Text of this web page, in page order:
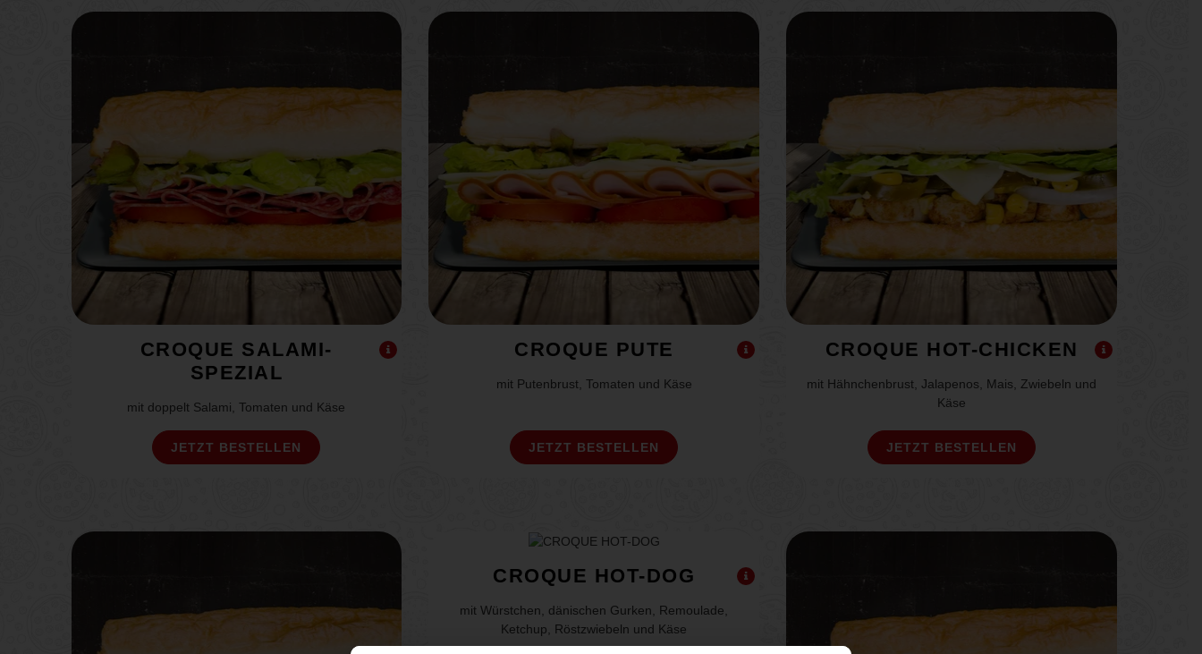
CROQUE SALAMI-
SPEZIAL
mit doppelt Salami, Tomaten und Käse
JETZT BESTELLEN
CROQUE PUTE
mit Putenbrust, Tomaten und Käse
JETZT BESTELLEN
CROQUE HOT-CHICKEN
mit Hähnchenbrust, Jalapenos, Mais, Zwiebeln und
Käse
JETZT BESTELLEN
CROQUE HOT-DOG
mit Würstchen, dänischen Gurken, Remoulade,
Ketchup, Röstzwiebeln und Käse